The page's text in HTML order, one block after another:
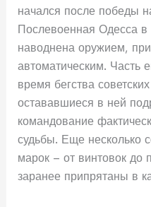
начался после победы
Послевоенная Одесса в
наводнена оружием,
автоматическим. Часть
время бегства
остававшиеся в ней
командование
судьбы. Еще несколько
марок – от винтовок до
заранее припрятаны в